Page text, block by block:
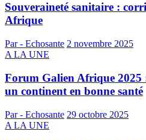
Souveraineté sanitaire :
Afrique
Par - Echosante 2 novembre 2025
A LA UNE
Forum Galien Afrique 2025
un continent en bonne santé
Par - Echosante 29 octobre 2025
A LA UNE